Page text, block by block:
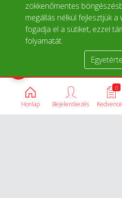
zökkenőmentes
megállás nélkül fejlesztjük
fogadja el a sütiket, ezzel
folyamatát.
Honlap
0
Bejelentkezés
Termékek összehasonlítása